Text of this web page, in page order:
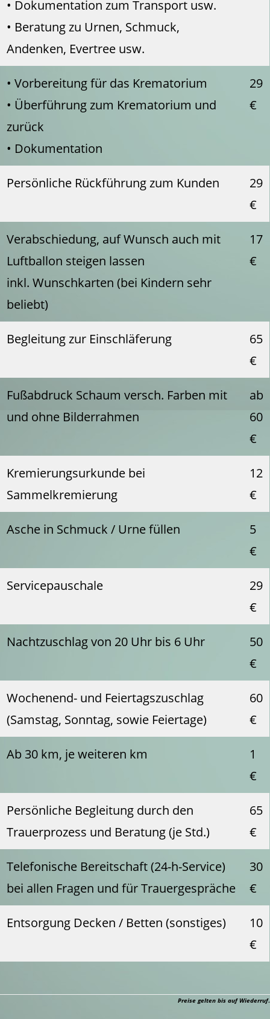
• Dokumentation zum Transport usw.
• Beratung zu Urnen, Schmuck,
Andenken, Evertree usw.
• Vorbereitung für das Krematorium
• Überführung zum Krematorium und
zurück
• Dokumentation
29
€
Persönliche Rückführung zum Kunden
29
€
Verabschiedung, auf Wunsch auch mit
Luftballon steigen lassen
inkl. Wunschkarten (bei Kindern sehr
beliebt)
17
€
Begleitung zur Einschläferung
65
€
Fußabdruck Schaum versch. Farben mit
und ohne Bilderrahmen
ab
60
€
Kremierungsurkunde bei
Sammelkremierung
12
€
Asche in Schmuck / Urne füllen
5
€
Servicepauschale
29
€
Nachtzuschlag von 20 Uhr bis 6 Uhr
50
€
Wochenend- und Feiertagszuschlag
(Samstag, Sonntag, sowie Feiertage)
60
€
Ab 30 km, je weiteren km
1
€
Persönliche Begleitung durch den
Trauerprozess und Beratung (je Std.)
65
€
Telefonische Bereitschaft (24-h-Service)
bei allen Fragen und für Trauergespräche
30
€
Entsorgung Decken / Betten (sonstiges)
10
€
Preise gelten bis auf Wiederruf.